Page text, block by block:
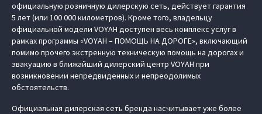
официальную розничную дилерскую сеть, действует гарантия
5 лет (или 100 000 километров). Кроме того, владельцу
официальной модели VOYAH доступен весь комплекс услуг в
рамках программы «VOYAH – ПОМОЩЬ НА ДОРОГЕ», включающий
помимо прочего экстренную техническую помощь на дорогах и
эвакуацию в ближайший дилерский центр VOYAH при
возникновении непредвиденных и непреодолимых
обстоятельств.
Официальная дилерская сеть бренда насчитывает уже более